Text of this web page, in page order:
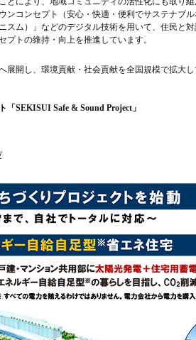
ンコンセプト（安心・快適・便利でサステナブ
ム）」などのデジタル技術を用いて、住民と
トの維持・向上を推進しています。
開し、環境貢献・社会貢献を全国規模で拡大し
SEKISUI Safe & Sound Project」